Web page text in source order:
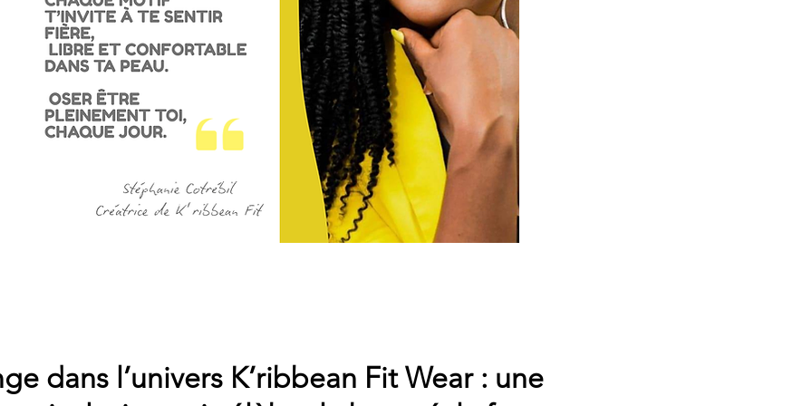
dans l’univers K’ribbean Fit Wear : une